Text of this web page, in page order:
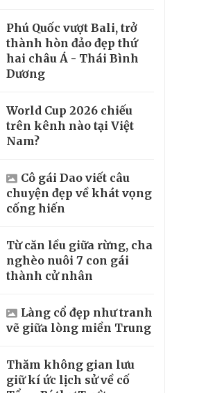
Phú Quốc vượt Bali, trở
thành hòn đảo đẹp thứ
hai châu Á - Thái Bình
Dương
World Cup 2026 chiếu
trên kênh nào tại Việt
Nam?
Cô gái Dao viết câu
chuyện đẹp về khát vọng
cống hiến
Từ căn lều giữa rừng, cha
nghèo nuôi 7 con gái
thành cử nhân
Làng cổ đẹp như tranh
vẽ giữa lòng miền Trung
Thăm không gian lưu
giữ kí ức lịch sử về cố